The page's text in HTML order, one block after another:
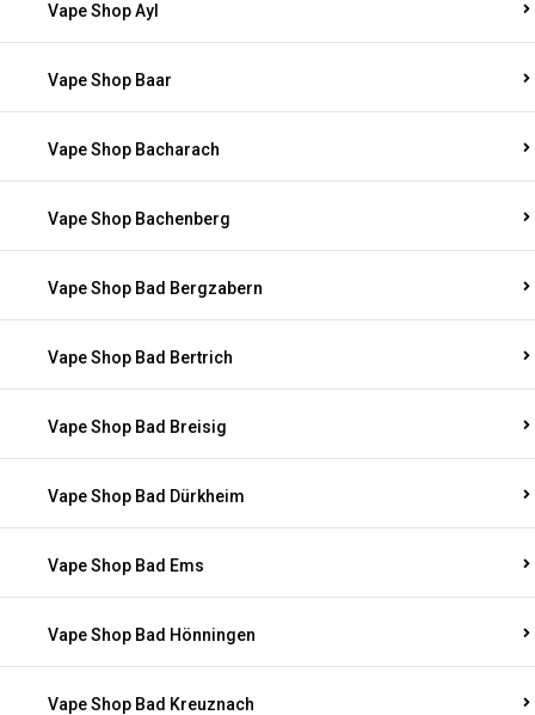
Vape Shop Ayl
Vape Shop Baar
Vape Shop Bacharach
Vape Shop Bachenberg
Vape Shop Bad Bergzabern
Vape Shop Bad Bertrich
Vape Shop Bad Breisig
Vape Shop Bad Dürkheim
Vape Shop Bad Ems
Vape Shop Bad Hönningen
Vape Shop Bad Kreuznach